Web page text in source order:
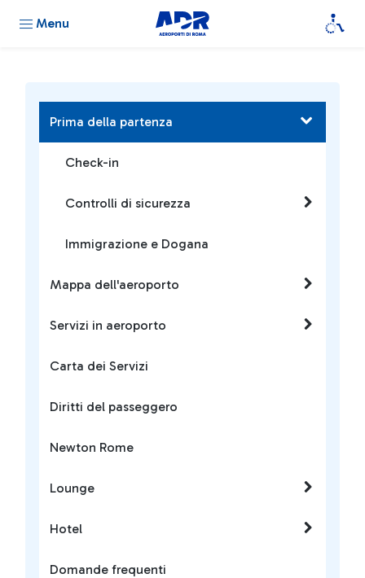
Menu
Prima della partenza
Check-in
Controlli di sicurezza
Immigrazione e Dogana
Mappa dell'aeroporto
Servizi in aeroporto
Carta dei Servizi
Diritti del passeggero
Newton Rome
Lounge
Hotel
Domande frequenti